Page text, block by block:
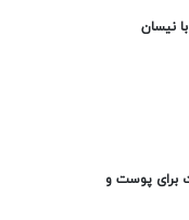
نیسان
پوست و